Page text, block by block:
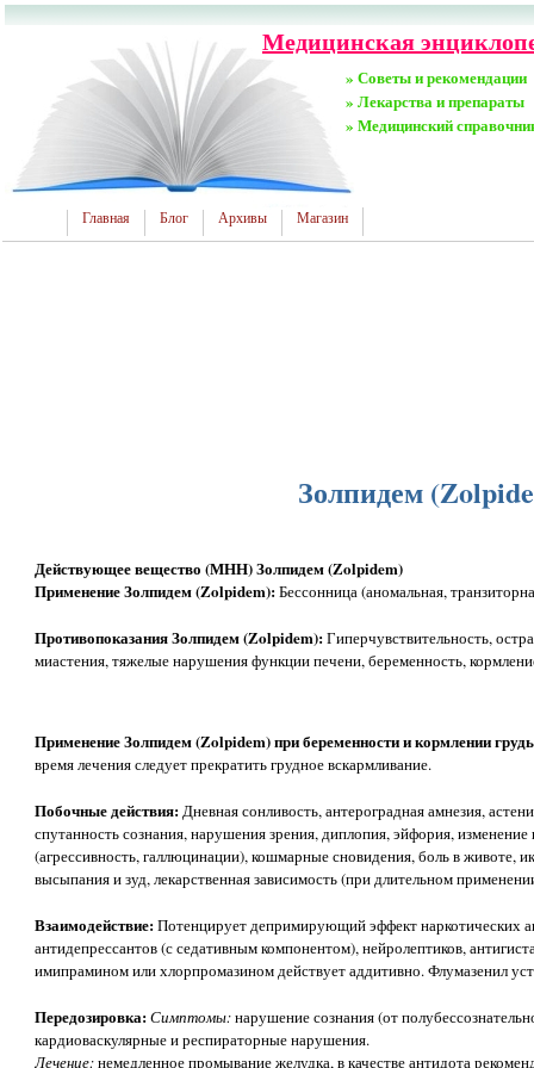
Медицинская
» Советы и рекомендации
» Лекарства и препараты
» Медицинский
Главная Блог Архивы Магазин
Золпидем
Действующее вещество (МНН) Золпидем (Zolpidem)
Применение Золпидем (Zolpidem):Бессонница (аномальная,
Противопоказания Золпидем (Zolpidem):Гиперчувствительность,
миастения, тяжелые нарушения функции печени, беременность,
Применение Золпидем (Zolpidem) при беременности и кормлении
время лечения следует прекратить грудное вскармливание.
Побочные действия: Дневная сонливость, антероградная амнезия,
спутанность сознания, нарушения зрения, диплопия, эйфория,
(агрессивность, галлюцинации), кошмарные сновидения, боль в животе,
высыпания и зуд, лекарственная зависимость (при длительном
Взаимодействие:Потенцирует депримирующий эффект наркотических
антидепрессантов (с седативным компонентом), нейролептиков,
имипрамином или хлорпромазином действует аддитивно. Флумазенил
Передозировка:Симптомы:нарушение сознания (от
кардиоваскулярные и респираторные нарушения.
Лечение:немедленное промывание желудка, в качестве антидота